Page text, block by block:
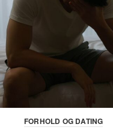
FORHOLD OG DATING